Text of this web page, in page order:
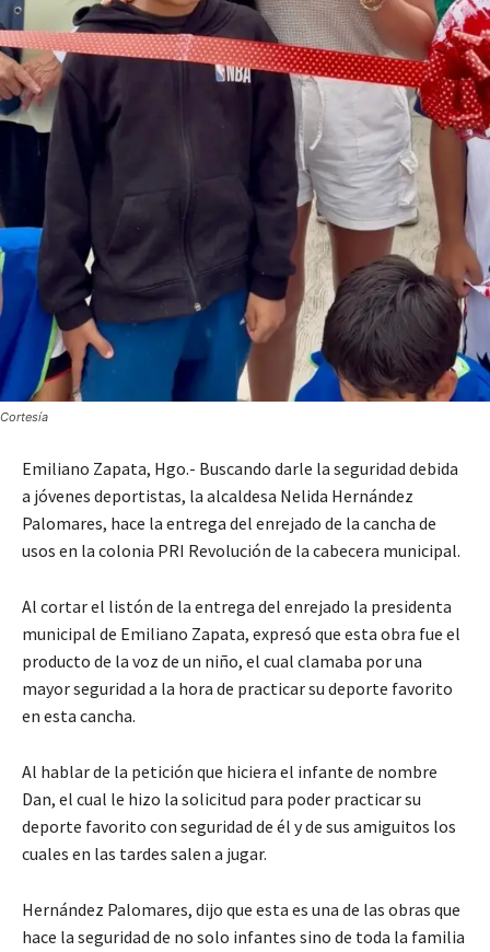
Cortesía
Emiliano Zapata, Hgo.- Buscando darle la seguridad debida
a jóvenes deportistas, la alcaldesa Nelida Hernández
Palomares, hace la entrega del enrejado de la cancha de
usos en la colonia PRI Revolución de la cabecera municipal.
Al cortar el listón de la entrega del enrejado la presidenta
municipal de Emiliano Zapata, expresó que esta obra fue el
producto de la voz de un niño, el cual clamaba por una
mayor seguridad a la hora de practicar su deporte favorito
en esta cancha.
Al hablar de la petición que hiciera el infante de nombre
Dan, el cual le hizo la solicitud para poder practicar su
deporte favorito con seguridad de él y de sus amiguitos los
cuales en las tardes salen a jugar.
Hernández Palomares, dijo que esta es una de las obras que
hace la seguridad de no solo infantes sino de toda la familia